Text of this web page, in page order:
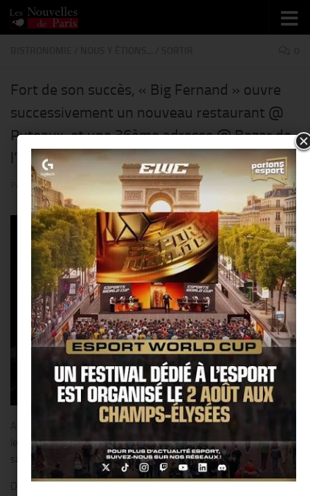
Skip to content
Fort de son succès, « Big Fernand » ouvre
successivement un nouveau restaurant @
Puteaux, et une 36ème adresse @ Bazar de
l’Hôtel de Ville !!
THIERRY KER · PUBLIÉ13 AOÛT 2017· MIS À JOUR 14 AOÛT 2017
Après un atelier du Hamburgé qui règne sur le parvis de la Défense,
les Putéoliens peuvent se ruer sur une deuxième adresse pour
satisfaire toutes leurs envies.
Depuis le 14 mars, retrouvez Alphonse, Bartholomé, Victor &